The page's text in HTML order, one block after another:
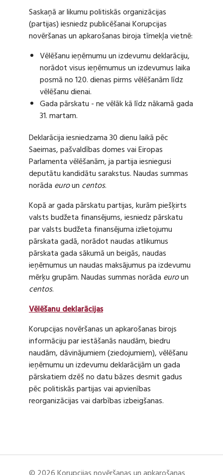
Saskaņā ar likumu politiskās organizācijas
(partijas) iesniedz publicēšanai Korupcijas
novēršanas un apkarošanas biroja tīmekļa vietnē:
Vēlēšanu ieņēmumu un izdevumu deklarāciju,
norādot visus ieņēmumus un izdevumus laika
posmā no 120. dienas pirms vēlēšanām līdz
vēlēšanu dienai.
Gada pārskatu - ne vēlāk kā līdz nākamā gada
31. martam.
Deklarācija iesniedzama 30 dienu laikā pēc
Saeimas, pašvaldības domes vai Eiropas
Parlamenta vēlēšanām, ja partija iesniegusi
deputātu kandidātu sarakstus. Naudas summas
norāda euroun centos.
Kopā ar gada pārskatu partijas, kurām piešķirts
valsts budžeta finansējums, iesniedz pārskatu
par valsts budžeta finansējuma izlietojumu
pārskata gadā, norādot naudas atlikumus
pārskata gada sākumā un beigās, naudas
ieņēmumus un naudas maksājumus pa izdevumu
mērķu grupām. Naudas summas norāda euroun
centos.
Vēlēšanu deklarācijas
Korupcijas novēršanas un apkarošanas birojs
informāciju par iestāšanās naudām, biedru
naudām, dāvinājumiem (ziedojumiem), vēlēšanu
ieņēmumu un izdevumu deklarācijām un gada
pārskatiem dzēš no datu bāzes desmit gadus
pēc politiskās partijas vai apvienības
reorganizācijas vai darbības izbeigšanas.